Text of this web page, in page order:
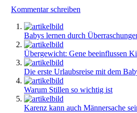
Kommentar schreiben
Babys lernen durch
Übergewicht: Gene beeinflussen
Die erste Urlaubsreise mit dem
Warum Stillen so wichtig ist
Karenz kann auch Männersache